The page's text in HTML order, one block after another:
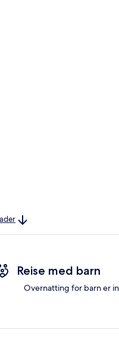
Reise med barn
Overnatting for barn er